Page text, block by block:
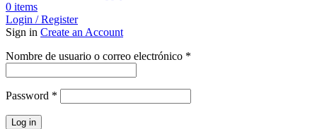
0 items
Login / Register
Sign in Create an Account
Nombre de usuario o correo electrónico *
Password *
Log in